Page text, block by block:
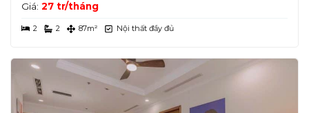
Giá: 27 tr/tháng
2 2 87m² Nội thất đầy đủ